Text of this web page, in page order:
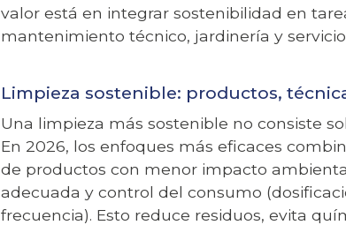
valor está en integrar sostenibilidad en
mantenimiento técnico, jardinería y
Limpieza sostenible: productos,
Una limpieza más sostenible no consiste
En 2026, los enfoques más eficaces
de productos con menor impacto
adecuada y control del consumo
frecuencia). Esto reduce residuos, evita